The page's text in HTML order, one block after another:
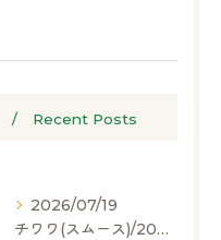
Recent Posts
2026/07/19
チワワ(スムース)/2024.05.06/男の子/60,000(税別)